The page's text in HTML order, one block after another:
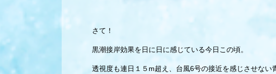
さて！
黒潮接岸効果を日に日に感じている今日この頃。
透視度も連日１５m超え、台風6号の接近を感じさせない